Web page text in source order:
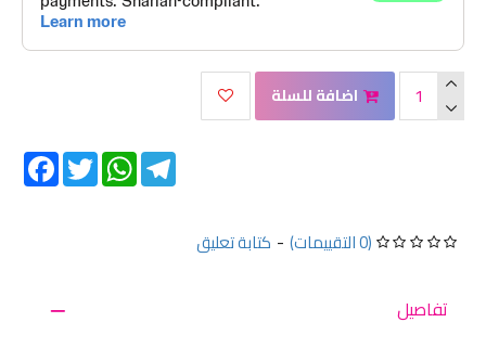
(0 التقييمات) - كتابة تعليق
اضافة للسلة
Twitter
WhatsAppTelegram
تفاصيل